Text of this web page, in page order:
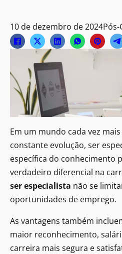
10 de dezembro de 2024
Em um mundo cada vez
constante evolução, ser
específica do conhecimento
verdadeiro diferencial na
ser especialista não se
oportunidades de emprego.
As vantagens também
maior reconhecimento,
carreira mais segura e